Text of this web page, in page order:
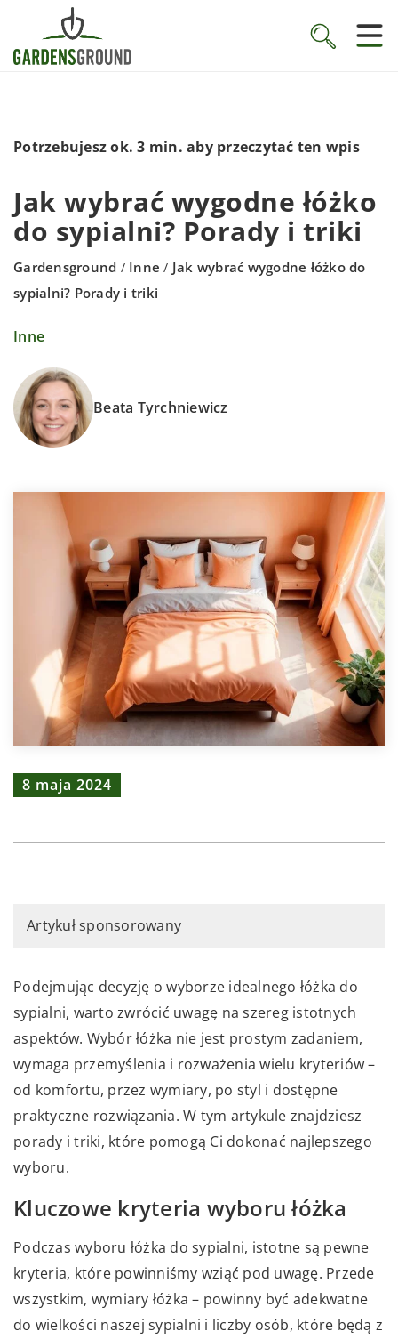
Potrzebujesz ok. 3 min. aby przeczytać ten wpis
Jak wybrać wygodne łóżko
do sypialni? Porady i triki
Gardensground / Inne / Jak wybrać wygodne łóżko do
sypialni? Porady i triki
Inne
Beata Tyrchniewicz
8 maja 2024
Artykuł sponsorowany
Podejmując decyzję o wyborze idealnego łóżka do
sypialni, warto zwrócić uwagę na szereg istotnych
aspektów. Wybór łóżka nie jest prostym zadaniem,
wymaga przemyślenia i rozważenia wielu kryteriów –
od komfortu, przez wymiary, po styl i dostępne
praktyczne rozwiązania. W tym artykule znajdziesz
porady i triki, które pomogą Ci dokonać najlepszego
wyboru.
Kluczowe kryteria wyboru łóżka
Podczas wyboru łóżka do sypialni, istotne są pewne
kryteria, które powinniśmy wziąć pod uwagę. Przede
wszystkim, wymiary łóżka – powinny być adekwatne
do wielkości naszej sypialni i liczby osób, które będą z